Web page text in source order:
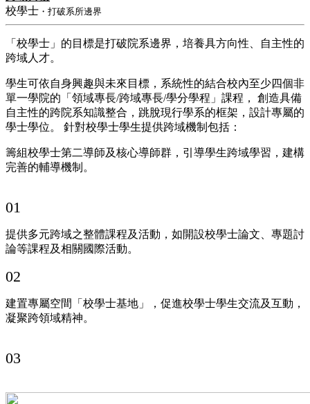
校學士 ・打破系所邊界
「校學士」的目標是打破院系邊界，培養具方向性、自主性的
跨域人才。
學生可依自身興趣與未來目標，系統性的結合校內至少四個非
單一學院的「領域專長/跨域專長/學分學程」課程， 創造具備
自主性的跨院系知識整合，跳脫現行學系的框架，設計專屬的
學士學位。 針對校學士學生提供跨域機制包括：
籌組校學士第二導師及核心導師群，引導學生跨域學習，建構
完善的輔導機制。
01
提供多元跨域之整體課程及活動，如開設校學士論文、專題討
論等課程及相關國際活動。
02
建置專屬空間「校學士基地」，促進校學士學生交流及互動，
凝聚跨領域精神。
03